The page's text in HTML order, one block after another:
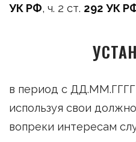
УК РФ, ч. 2 ст. 292 УК
в период с
используя свои
вопреки интересам